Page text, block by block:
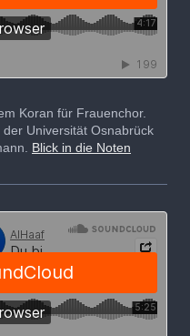
Koran für Frauenchor.
Universität Osnabrück
Blick in die Noten